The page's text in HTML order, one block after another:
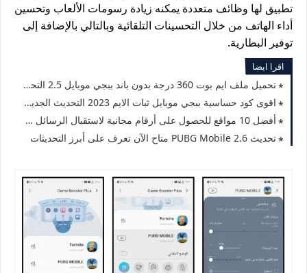
تطبيق لها وظائف متعددة يمكنه زيادة رسومات الألعاب وتحسين
أداء الهاتف من خلال التحسينات التلقائية وبالتالي بالإضافة إلى
توفير البطارية.
اقرا ايضا
تحميل ملف ايم بوت 360 درجة بدون باند ببجي موبايل 2.5 التحديث الجديد 2023
اقوى كود حساسية ببجي موبايل ثبات الايم 2023 التحديث الجديد 2.5
أفضل 10 مواقع للحصول على أرقام مجانية لاستقبال الرسائل 2023
تحديث PUBG Mobile 2.6 متاح الآن تعرف على أبرز التحديثات